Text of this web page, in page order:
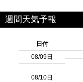
週間天気予報
日付
08/09日
08/10日